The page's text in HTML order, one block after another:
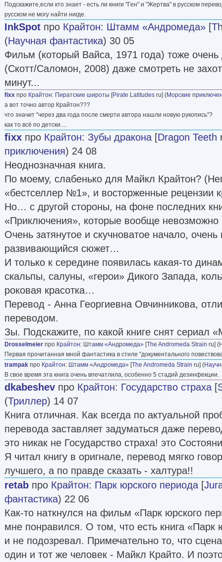
Подскажите,если кто знает - есть ли книги "Ген" и "Жертва" в русском
русском не могу найти нигде.
InkSpot про Крайтон: Штамм «Андромеда» [
(Научная фантастика) 30 05
Фильм (который Вайса, 1971 года) тоже
(Скотт/Саломон, 2008) даже смотреть не
минут...
fixx про Крайтон: Пиратские широты [Pirate Latitudes ru] (Морские
а вот точно автор Крайтон???
что значит "через два года после смерти автора нашли новую рукопись"?
как то всё по детски....
fixx про Крайтон: Зубы дракона [Dragon Teeth
приключения) 24 08
Неоднозначная книга.
По моему, слабенько для Майкл Крайтон?
«бестселлер №1», и восторженные рецензии
Но… с другой стороны, на фоне последних
«Приключения», которые вообще невозможно
Очень затянутое и скучноватое начало,
развивающийся сюжет…
И только к середине появилась какая-то
скальпы, салуны, «герои» Дикого Запада,
роковая красотка…
Перевод - Анна Георгиевна Овчинникова,
переводом.
Зы. Подскажите, по какой книге снят сериал
Drosselmeier про Крайтон: Штамм «Андромеда» [The Andromeda Strain ru] (
Первая прочитанная мной фантастика в стиле "документального
trampak про Крайтон: Штамм «Андромеда» [The Andromeda Strain ru] (
В свое время эта книга очень впечатлила, особенно 5 стадий дезинфекции.
dkabeshev про Крайтон: Государство страха [
(Триллер) 14 07
Книга отличная. Как всегда по актуальной
перевода заставляет задуматься даже
это никак не Государство страха! это
Я читал книгу в оригнале, перевод мягко
лучшего, а по правде сказать - халтура!!
retab про Крайтон: Парк юрского периода [
фантастика) 22 06
Как-то наткнулся на фильм «Парк юрского
мне понравился. О том, что есть книга «Парк
и не подозревал. Примечательно то, что
один и тот же человек - Майкл Крайто. И